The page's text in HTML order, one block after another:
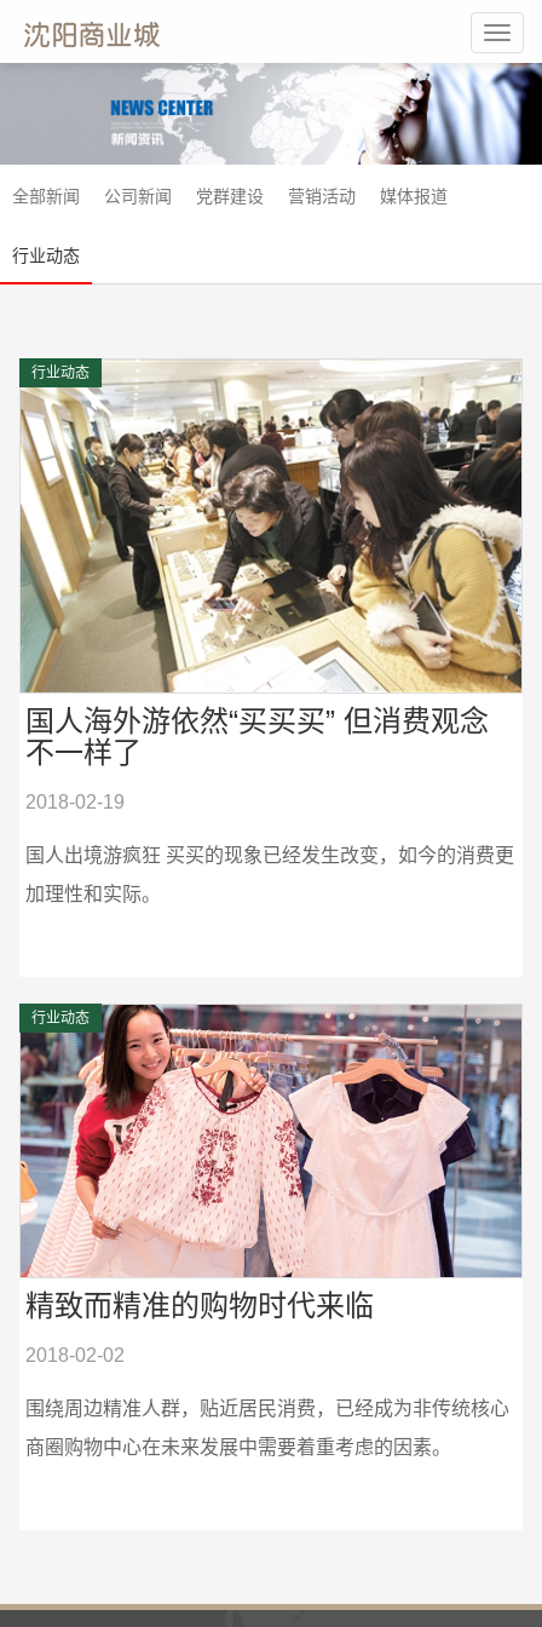
全部新闻 公司新闻 党群建设 营销活动 媒体报道
行业动态
行业动态
国人海外游依然“买买买” 但消费观念
不一样了
2018-02-19
国人出境游疯狂 买买的现象已经发生改变，如今的消费更
加理性和实际。
行业动态
精致而精准的购物时代来临
2018-02-02
围绕周边精准人群，贴近居民消费，已经成为非传统核心
商圈购物中心在未来发展中需要着重考虑的因素。